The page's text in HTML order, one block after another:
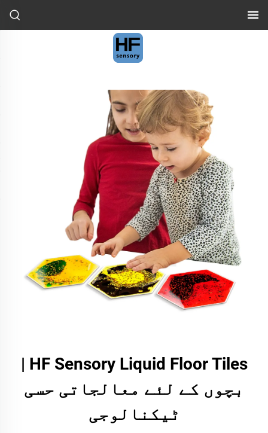
HF Sensory Liquid Floor Tiles |
بچوں کے لئے معالجاتی حسی
ٹیکنالوجی